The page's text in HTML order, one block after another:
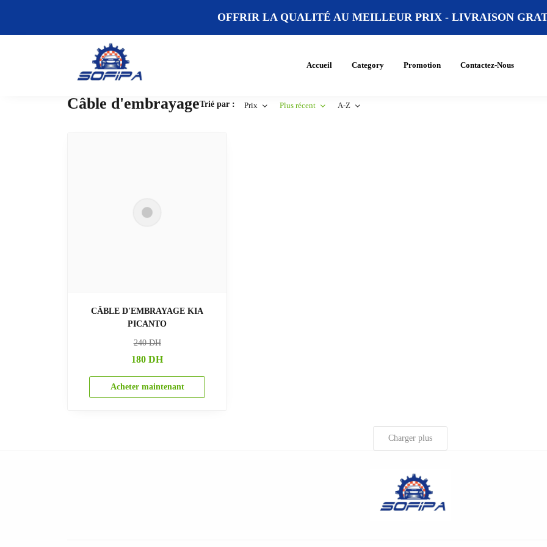
OFFRIR LA QUALITÉ AU MEILLEUR PRIX -LIVRAISON
Accueil Category Promotion Contactez-Nous
Câble d'embrayageTrié par : Prix Plus récent A-Z
CÂBLE D'EMBRAYAGE KIA
PICANTO
240DH
180 DH
Acheter maintenant
Charger plus